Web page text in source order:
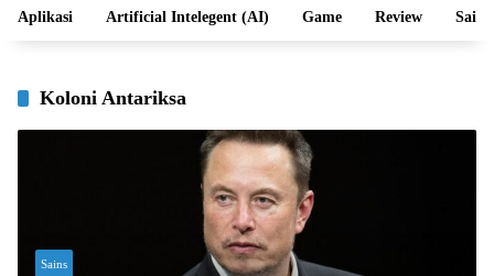
Aplikasi Artificial Intelegent (AI) Game Review Sains
Koloni Antariksa
Sains